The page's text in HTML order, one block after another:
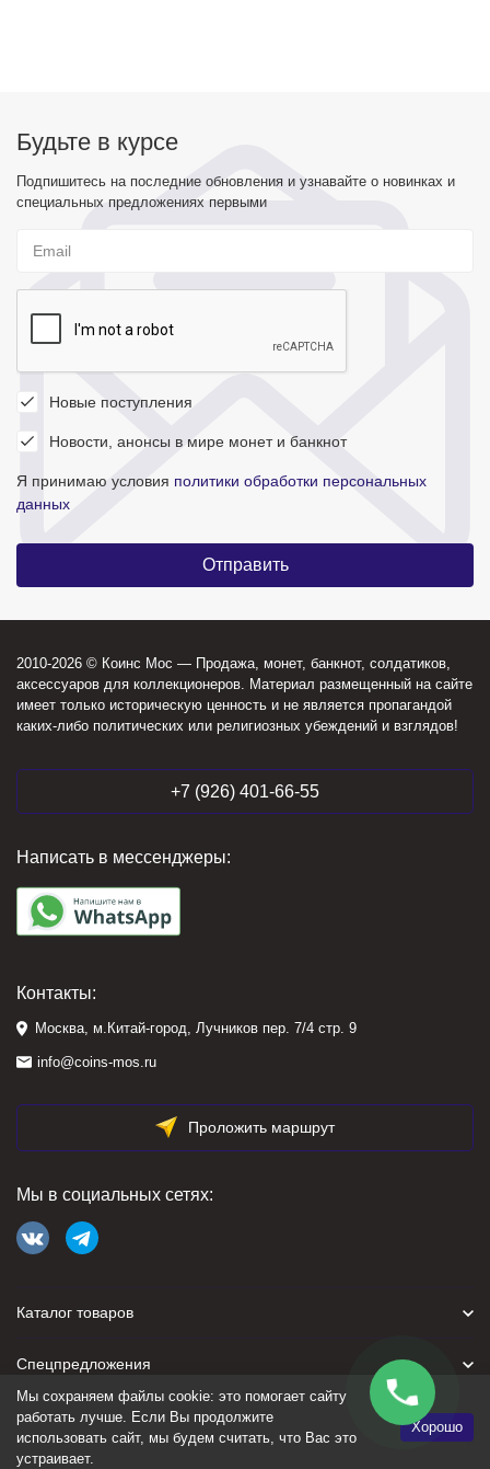
Будьте в курсе
Подпишитесь на последние обновления и узнавайте о новинках и
специальных предложениях первыми
Новые поступления
Новости, анонсы в мире монет и банкнот
Я принимаю условия политики обработки персональных
данных
2010-2026 © Коинс Мос — Продажа, монет, банкнот, солдатиков,
аксессуаров для коллекционеров. Материал размещенный на сайте
имеет только историческую ценность и не является пропагандой
каких-либо политических или религиозных убеждений и взглядов!
+7 (926) 401-66-55
Написать в мессенджеры:
Контакты:
Москва, м.Китай-город, Лучников пер. 7/4 стр. 9
info@coins-mos.ru
Проложить маршрут
Мы в социальных сетях:
Каталог товаров
Спецпредложения
Для покупателя
Мы сохраняем файлы cookie: это помогает сайту
работать лучше. Если Вы продолжите
использовать сайт, мы будем считать, что Вас это
устраивает.
Хорошо